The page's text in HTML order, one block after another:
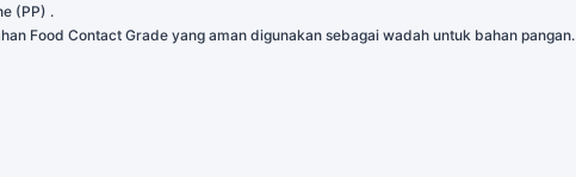
(PP) .
Food Contact Grade yang aman digunakan sebagai wadah untuk bahan pangan.